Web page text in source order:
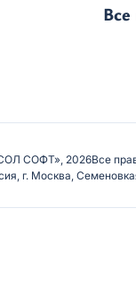
СОФТ», 2026Все
г. Москва,